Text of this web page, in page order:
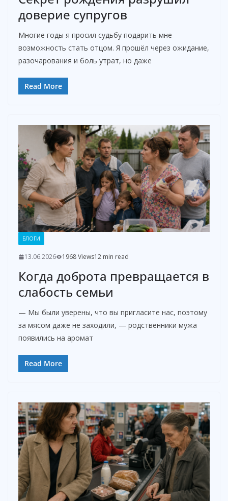
доверие супругов
Многие годы я просил судьбу подарить мне
возможность стать отцом. Я прошёл через ожидание,
разочарования и боль утрат, но даже
Read More
БЛОГИ
13.06.2026 1968 Views12 min read
Когда доброта превращается в
слабость семьи
— Мы были уверены, что вы пригласите нас, поэтому
за мясом даже не заходили, — родственники мужа
появились на аромат
Read More